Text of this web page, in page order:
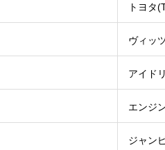
トヨタ
ヴィッ
アイド
エンジ
ジャン